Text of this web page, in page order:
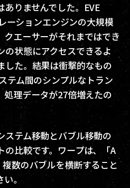
ありませんでした。EVE
ーションエンジンの大規模
クエーサーがそれまではでき
の状態にアクセスできるよ
した。結果は衝撃的なもの
テム間のシンプルなトラン
処理データが27倍増えたの
ステム移動とバブル移動の
の比較です。ワープは、「A
数のバブルを横断すること
。